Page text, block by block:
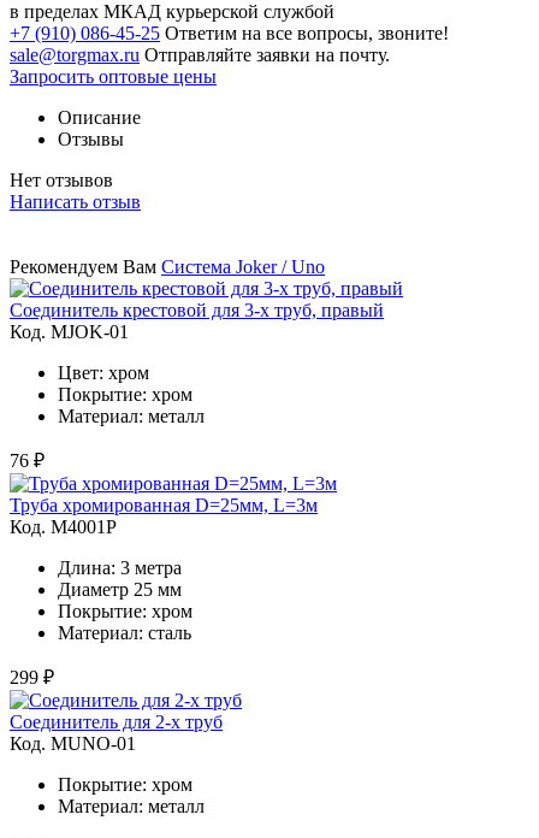
в пределах МКАД курьерской службой
+7 (910) 086-45-25 Ответим на все вопросы, звоните!
sale@torgmax.ru Отправляйте заявки на почту.
Запросить оптовые цены
Описание
Отзывы
Нет отзывов
Написать отзыв
Рекомендуем Вам Система Joker / Uno
Соединитель крестовой для 3-х труб, правый
Код. MJOK-01
Цвет: хром
Покрытие: хром
Материал: металл
76 ₽
Труба хромированная D=25мм, L=3м
Код. M4001Р
Длина: 3 метра
Диаметр 25 мм
Покрытие: хром
Материал: сталь
299 ₽
Соединитель для 2-х труб
Код. MUNO-01
Покрытие: хром
Материал: металл